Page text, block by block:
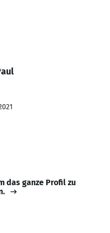
das ganze Profil zu